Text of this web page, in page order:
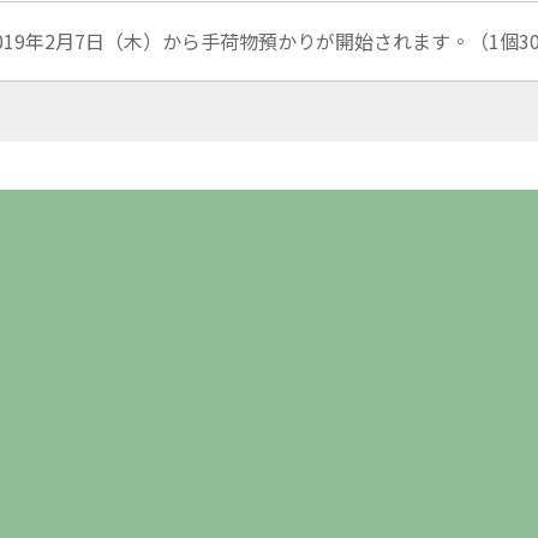
年2月7日（木）から手荷物預かりが開始されます。（1個